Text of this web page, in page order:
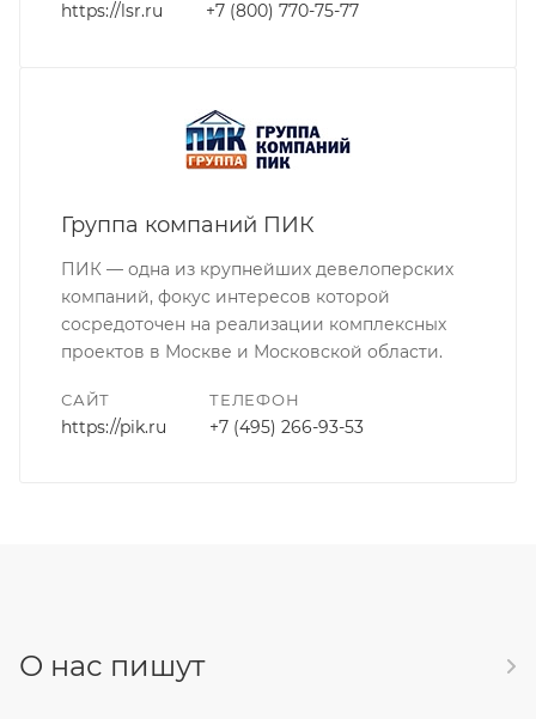
https://lsr.ru +7 (800) 770-75-77
Группа компаний ПИК
ПИК — одна из крупнейших девелоперских
компаний, фокус интересов которой
сосредоточен на реализации комплексных
проектов в Москве и Московской области.
САЙТ
https://pik.ru
ТЕЛЕФОН
+7 (495) 266-93-53
О нас пишут